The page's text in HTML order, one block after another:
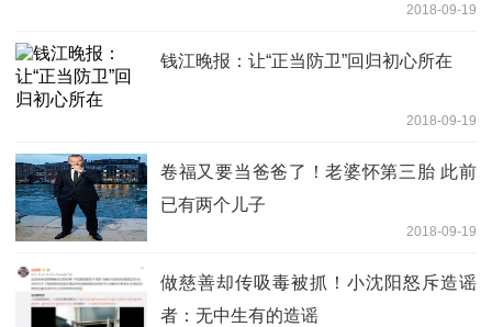
2018-09-19
钱江晚报：让“正当防卫”回归初心所在
2018-09-19
卷福又要当爸爸了！老婆怀第三胎 此前
已有两个儿子
2018-09-19
做慈善却传吸毒被抓！小沈阳怒斥造谣
者：无中生有的造谣